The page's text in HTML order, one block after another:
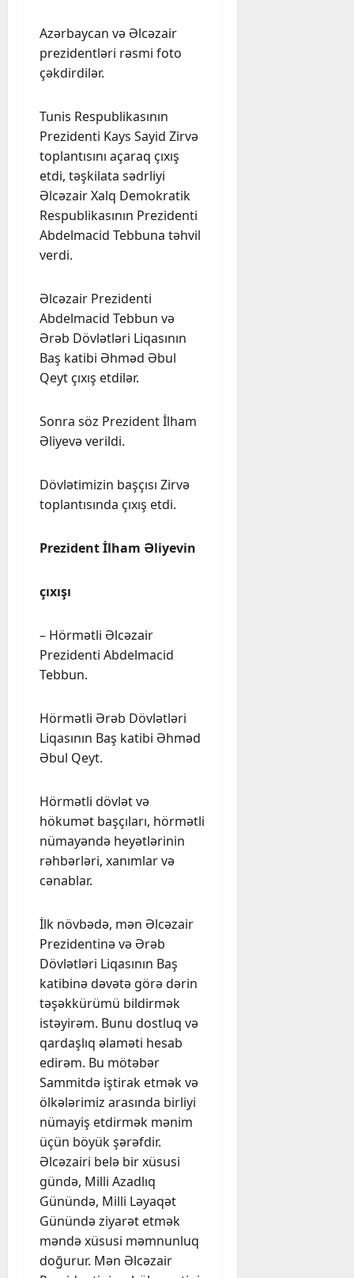
Azərbaycan və Əlcəzair
prezidentləri rəsmi foto
çəkdirdilər.
Tunis Respublikasının
Prezidenti Kays Sayid Zirvə
toplantısını açaraq çıxış
etdi, təşkilata sədrliyi
Əlcəzair Xalq Demokratik
Respublikasının Prezidenti
Abdelmacid Tebbuna təhvil
verdi.
Əlcəzair Prezidenti
Abdelmacid Tebbun və
Ərəb Dövlətləri Liqasının
Baş katibi Əhməd Əbul
Qeyt çıxış etdilər.
Sonra söz Prezident İlham
Əliyevə verildi.
Dövlətimizin başçısı Zirvə
toplantısında çıxış etdi.
Prezident İlham Əliyevin
çıxışı
– Hörmətli Əlcəzair
Prezidenti Abdelmacid
Tebbun.
Hörmətli Ərəb Dövlətləri
Liqasının Baş katibi Əhməd
Əbul Qeyt.
Hörmətli dövlət və
hökumət başçıları, hörmətli
nümayəndə heyətlərinin
rəhbərləri, xanımlar və
cənablar.
İlk növbədə, mən Əlcəzair
Prezidentinə və Ərəb
Dövlətləri Liqasının Baş
katibinə dəvətə görə dərin
təşəkkürümü bildirmək
istəyirəm. Bunu dostluq və
qardaşlıq əlaməti hesab
edirəm. Bu mötəbər
Sammitdə iştirak etmək və
ölkələrimiz arasında birliyi
nümayiş etdirmək mənim
üçün böyük şərəfdir.
Əlcəzairi belə bir xüsusi
gündə, Milli Azadlıq
Günündə, Milli Ləyaqət
Günündə ziyarət etmək
məndə xüsusi məmnunluq
doğurur. Mən Əlcəzair